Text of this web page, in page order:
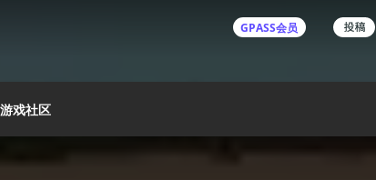
GPASS会员
游戏社区